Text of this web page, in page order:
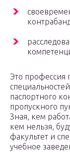
Это профессия
паспортного
пропускного
Зная, кем
кем нельзя,
факультет и
учебное